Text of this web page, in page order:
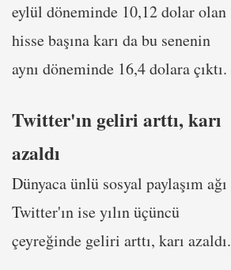
eylül döneminde 10,12 dolar olan
hisse başına karı da bu senenin
aynı döneminde 16,4 dolara çıktı.
Twitter'ın geliri arttı, karı
azaldı
Dünyaca ünlü sosyal paylaşım ağı
Twitter'ın ise yılın üçüncü
çeyreğinde geliri arttı, karı azaldı.